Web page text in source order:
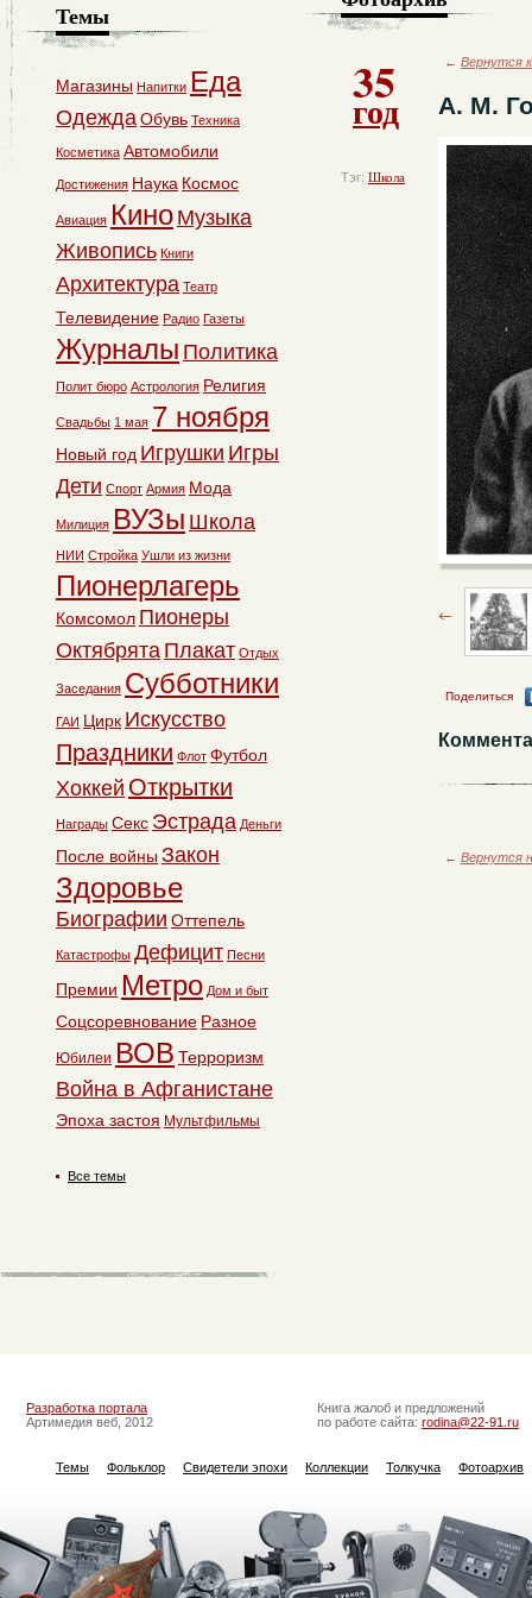
35
год
Тэг: Школа
← Вернутся
А. М.
Поделиться
← Вернутся
Темы
Магазины Напитки Еда
ОдеждаОбувь Техника
Косметика Автомобили
Достижения Наука Космос
Авиация Кино Музыка
Живопись Книги
Архитектура Театр
Телевидение Радио Газеты
Журналы Политика
Полит бюро Астрология Религия
Свадьбы 1 мая 7 ноября
Новый год Игрушки Игры
Дети Спорт Армия Мода
Милиция ВУЗы Школа
НИИ Стройка Ушли из жизни
Пионерлагерь
Комсомол Пионеры
Октябрята Плакат Отдых
Заседания Субботники
ГАИ Цирк Искусство
Праздники Флот Футбол
Хоккей Открытки
Награды Секс Эстрада Деньги
После войны Закон
Здоровье
Биографии Оттепель
Катастрофы Дефицит Песни
Премии Метро Дом и быт
Соцсоревнование Разное
Юбилеи ВОВ Терроризм
Война в Афганистане
Эпоха застоя Мультфильмы
Все темы
Разработка портала
Артимедия веб, 2012
Книга жалоб и предложений
по работе сайта: rodina@22-91.ru
Темы Фольклор Свидетели эпохи Коллекции Толкучка Фотоархив